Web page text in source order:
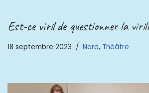
Est-ce viril de questionner la
18 septembre 2023 Nord, Théâtre